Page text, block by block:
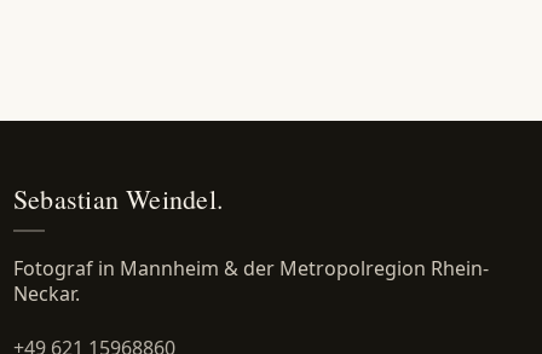
Sebastian Weindel.
Fotograf in Mannheim & der Metropolregion Rhein-
Neckar.
+49 621 15968860